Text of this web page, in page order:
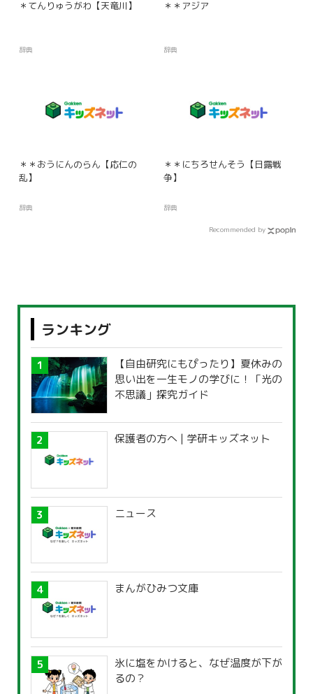
＊てんりゅうがわ【天竜川】
辞典
＊＊アジア
辞典
＊＊おうにんのらん【応仁の
乱】
辞典
＊＊にちろせんそう【日露戦
争】
辞典
Recommended by
ランキング
【自由研究にもぴったり】夏休みの
思い出を一生モノの学びに！「光の
不思議」探究ガイド
保護者の方へ | 学研キッズネット
ニュース
まんがひみつ文庫
氷に塩をかけると、なぜ温度が下が
るの？